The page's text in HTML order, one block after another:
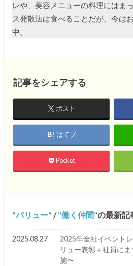
レや、美容メニューの料理にはま
ス発散法は食べることだが、今は
中。
記事をシェアする
ポスト
はてブ
Pocket
バリュー / 働く仲間 の最新記
2025.08.27
2025年全社イベント
リュー表彰＋社員に
施〜